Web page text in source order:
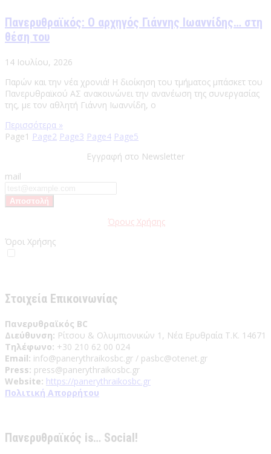
Πανερυθραϊκός: Ο αρχηγός Γιάννης Ιωαννίδης… στη
θέση του
14 Ιουλίου, 2026
Παρών και την νέα χρονιά! Η διοίκηση του τμήματος μπάσκετ του
Πανερυθραϊκού ΑΣ ανακοινώνει την ανανέωση της συνεργασίας
της, με τον αθλητή Γιάννη Ιωαννίδη, ο
Περισσότερα »
Page1 Page2 Page3 Page4 Page5
Εγγραφή στο Newsletter
mail
Όρους Χρήσης
Όροι Χρήσης
Στοιχεία Επικοινωνίας
Πανερυθραϊκός BC
Διεύθυνση: Ρίτσου & Ολυμπιονικών 1, Νέα Ερυθραία Τ.Κ. 14671
Τηλέφωνο: +30 210 62 00 024
Email: info@panerythraikosbc.gr / pasbc@otenet.gr
Press: press@panerythraikosbc.gr
Website: https://panerythraikosbc.gr
Πολιτική Απορρήτου
Πανερυθραϊκός is… Social!